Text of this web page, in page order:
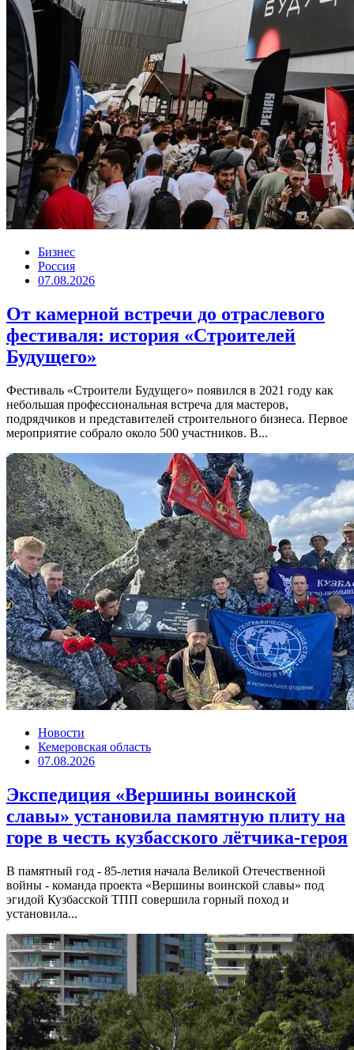
Бизнес
Россия
07.08.2026
От камерной встречи до отраслевого
фестиваля: история «Строителей
Будущего»
Фестиваль «Строители Будущего» появился в 2021 году как
небольшая профессиональная встреча для мастеров,
подрядчиков и представителей строительного бизнеса. Первое
мероприятие собрало около 500 участников. В...
Новости
Кемеровская область
07.08.2026
Экспедиция «Вершины воинской
славы» установила памятную плиту на
горе в честь кузбасского лётчика-героя
В памятный год - 85-летия начала Великой Отечественной
войны - команда проекта «Вершины воинской славы» под
эгидой Кузбасской ТПП совершила горный поход и
установила...